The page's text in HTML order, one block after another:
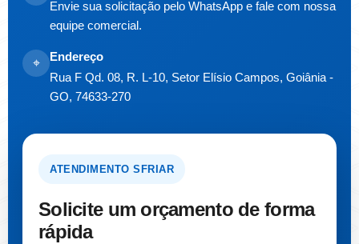
Envie sua solicitação pelo WhatsApp e fale com nossa
equipe comercial.
⌖
Endereço
Rua F Qd. 08, R. L-10, Setor Elísio Campos, Goiânia -
GO, 74633-270
ATENDIMENTO SFRIAR
Solicite um orçamento de forma
rápida